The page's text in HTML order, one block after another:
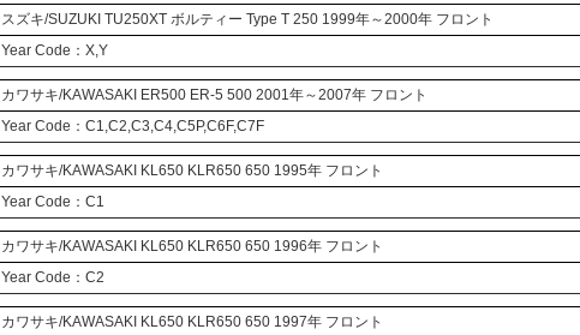
スズキ/SUZUKI TU250XT ボルティー Type T 250 1999年～2000年 フロント
Year Code：X,Y
カワサキ/KAWASAKI ER500 ER-5 500 2001年～2007年 フロント
Year Code：C1,C2,C3,C4,C5P,C6F,C7F
カワサキ/KAWASAKI KL650 KLR650 650 1995年 フロント
Year Code：C1
カワサキ/KAWASAKI KL650 KLR650 650 1996年 フロント
Year Code：C2
カワサキ/KAWASAKI KL650 KLR650 650 1997年 フロント